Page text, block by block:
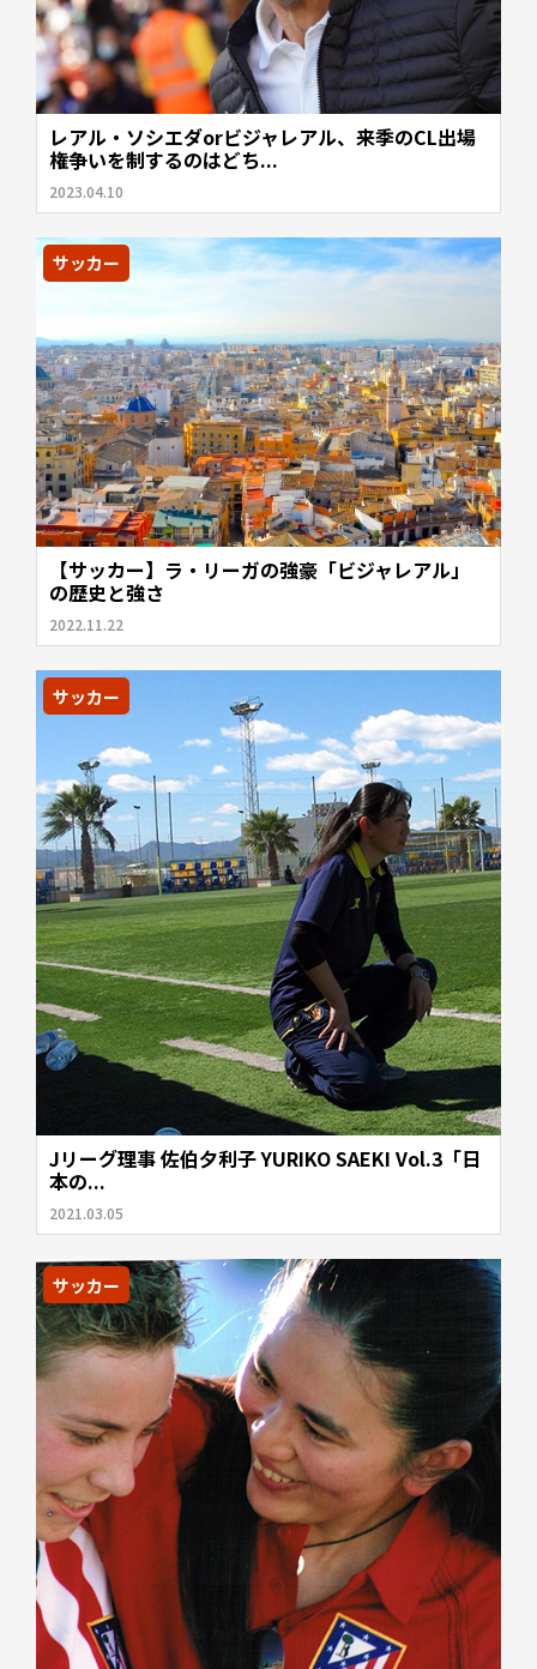
レアル・ソシエダorビジャレアル、来季のCL出場
権争いを制するのはどち...
2023.04.10
サッカー
【サッカー】ラ・リーガの強豪「ビジャレアル」
の歴史と強さ
2022.11.22
サッカー
Jリーグ理事 佐伯夕利子 YURIKO SAEKI Vol.3「日
本の...
2021.03.05
サッカー